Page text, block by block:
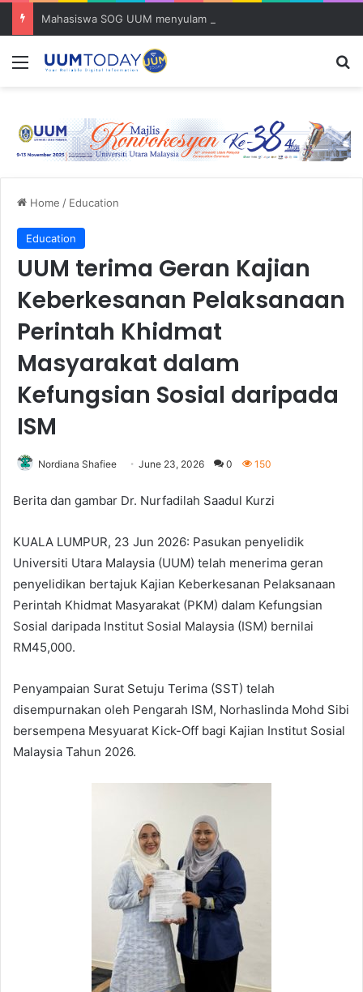
Menu
Home / Education
Education
UUM terima Geran Kajian
Keberkesanan Pelaksanaan
Perintah Khidmat
Masyarakat dalam
Kefungsian Sosial daripada
ISM
Nordiana Shafiee June 23, 2026 0 150
Berita dan gambar Dr. Nurfadilah Saadul Kurzi
KUALA LUMPUR, 23 Jun 2026: Pasukan penyelidik
Universiti Utara Malaysia (UUM) telah menerima geran
penyelidikan bertajuk Kajian Keberkesanan Pelaksanaan
Perintah Khidmat Masyarakat (PKM) dalam Kefungsian
Sosial daripada Institut Sosial Malaysia (ISM) bernilai
RM45,000.
Penyampaian Surat Setuju Terima (SST) telah
disempurnakan oleh Pengarah ISM, Norhaslinda Mohd Sibi
bersempena Mesyuarat Kick-Off bagi Kajian Institut Sosial
Malaysia Tahun 2026.